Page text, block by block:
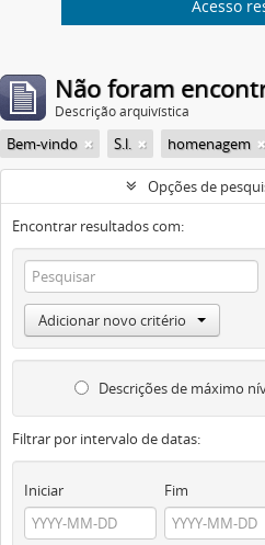
Acesso
Não foram
Descrição arquivística
Bem-vindo S.l. homenagem
Opções de
Encontrar resultados com:
Adicionar novo critério
Descrições de máximo
Filtrar por intervalo de datas:
Iniciar Fim